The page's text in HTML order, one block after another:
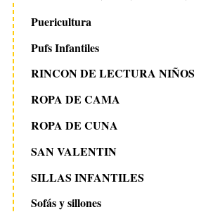
Puericultura
Pufs Infantiles
RINCON DE LECTURA NIÑOS
ROPA DE CAMA
ROPA DE CUNA
SAN VALENTIN
SILLAS INFANTILES
Sofás y sillones